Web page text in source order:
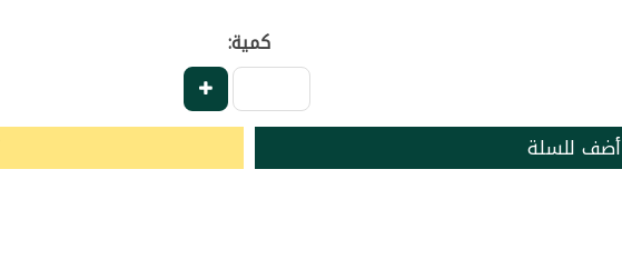
كمية:
أضف للسلة